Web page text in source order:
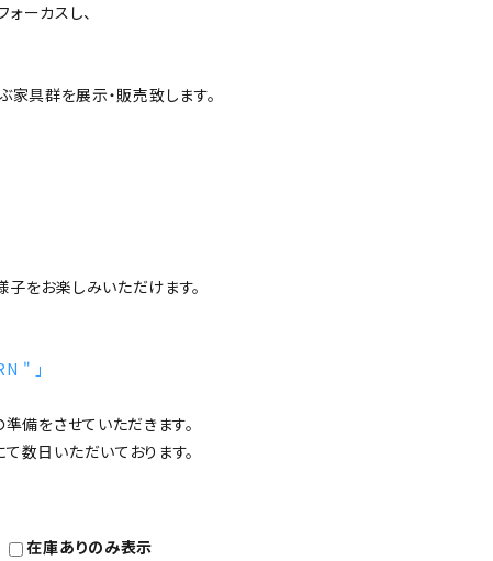
ーカスし、
具群を展示・販売致します。
をお楽しみいただけます。
" 」
備をさせていただきます。
数日いただいております。
在庫ありのみ表示